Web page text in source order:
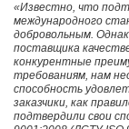
«Известно, что
международного
добровольным.
поставщика
конкурентные
требованиям, нам
способность
заказчики, как
подтвердили свои